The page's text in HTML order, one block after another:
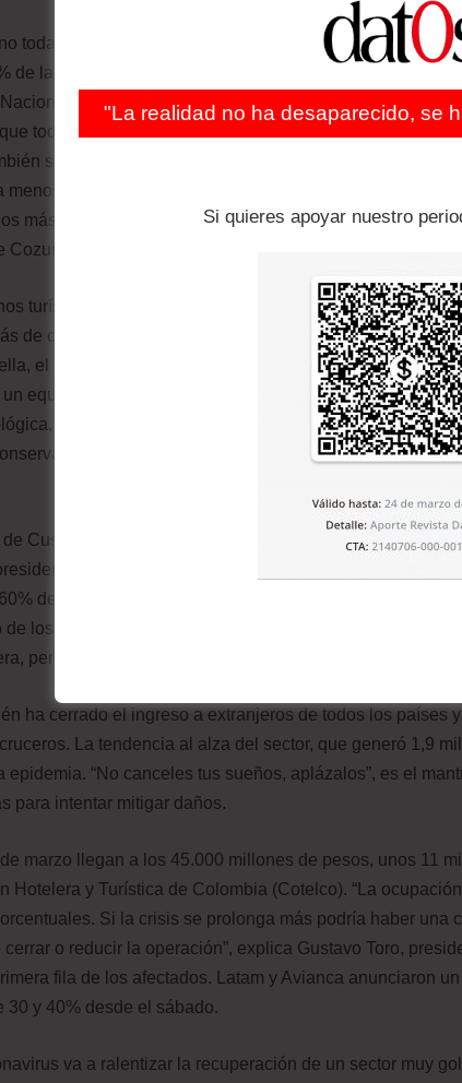
todavía no se plantea medidas de contención drásticas,
de las reservas para Semana Santa han sido canceladas,
de Comercio, Servicios y Turismo (Concanaco).
todavía puede empeorar. “El impacto puede ser aún
se van a aplicar a los connacionales”, señala.
menos de la mitad. El sector de los cruceros, que ha
más vulnerables. La empresa Princess Cruises canceló
en el próximo mes y medio.
turísticos de la región ha optado por el camino de las
de cuatro millones de visitantes extranjeros, el Gobierno
el cierre durante 15 días de Machu Picchu, la joya del
equipo mínimo, y el resto del personal, a su casa en
Miguel Zamora. Entre entradas y transporte, la
que no tiene en cuenta el gasto en
Cusco, centro de la civilización inca y del turismo
de la Asociación de Agencias de Turismo de
de los paquetes ha sido cancelado. “Se siente un mar
los vuelos de Europa y Asia”, dice Uscamayta. “Hemos
pero nunca habíamos tenido un problema de bloqueo”.
ha cerrado el ingreso a extranjeros de todos los países
La tendencia al alza del sector, que generó 1,9
epidemia. “No canceles tus sueños, aplázalos”, es el
para intentar mitigar daños.
marzo llegan a los 45.000 millones de pesos, unos 11
Hotelera y Turística de Colombia (Cotelco). “La
Si la crisis se prolonga más podría haber una
o reducir la operación”, explica Gustavo Toro,
fila de los afectados. Latam y Avianca anunciaron
30 y 40% desde el sábado.
va a ralentizar la recuperación de un sector muy
"La realidad no ha desaparecido, se
Si quieres apoyar nuestro